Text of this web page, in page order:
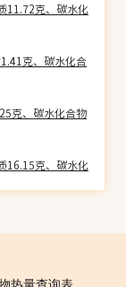
11.72克、碳水化
克、碳水化合
克、碳水化合物
16.15克、碳水化
克、碳水化合